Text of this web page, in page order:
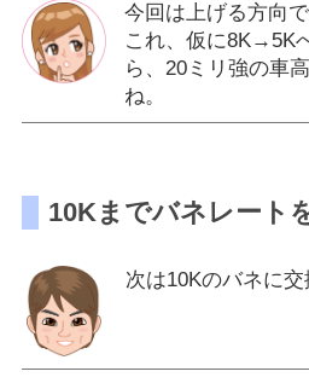
今回は上げる方向
これ、仮に8K→5K
ら、20ミリ強の車
ね。
10Kまでバネレート
次は10Kのバネに交